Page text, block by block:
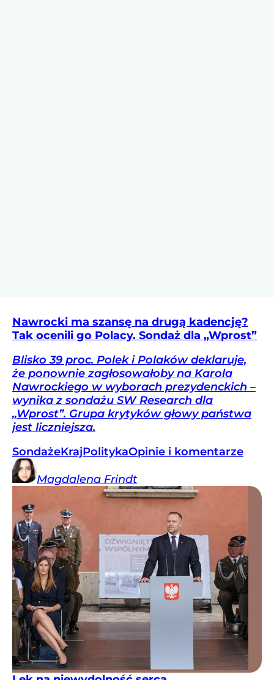
Nawrocki ma szansę na drugą kadencję?
Tak ocenili go Polacy. Sondaż dla „Wprost”
Blisko 39 proc. Polek i Polaków deklaruje,
że ponownie zagłosowałoby na Karola
Nawrockiego w wyborach prezydenckich –
wynika z sondażu SW Research dla
„Wprost”. Grupa krytyków głowy państwa
jest liczniejsza.
SondażeKrajPolitykaOpinie i komentarze
Magdalena Frindt